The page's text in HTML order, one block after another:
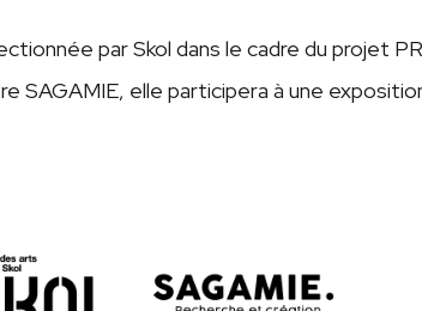
par Skol dans le cadre du projet
SAGAMIE, elle participera à une